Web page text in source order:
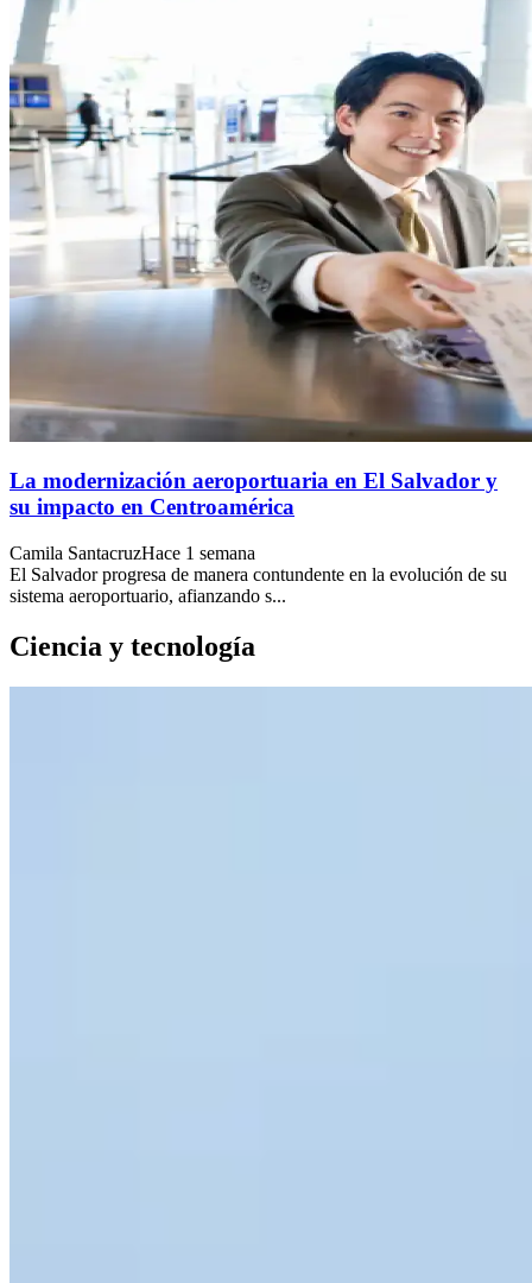
La modernización aeroportuaria en El Salvador y
su impacto en Centroamérica
Camila SantacruzHace 1 semana
El Salvador progresa de manera contundente en la evolución de su
sistema aeroportuario, afianzando s...
Ciencia y tecnología